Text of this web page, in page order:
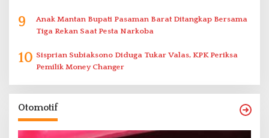
9
Anak Mantan Bupati Pasaman Barat Ditangkap Bersama
Tiga Rekan Saat Pesta Narkoba
10 Sisprian Subiaksono Diduga Tukar Valas, KPK Periksa
Pemilik Money Changer
Otomotif